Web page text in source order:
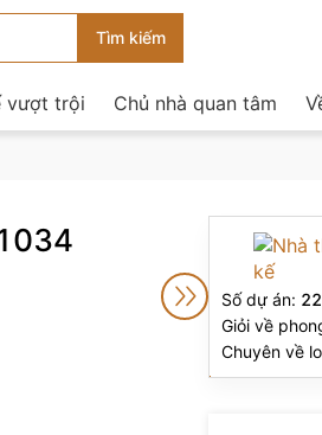
vượt trội Chủ nhà quan tâm
Số dự án: 22
Giỏi về
Chuyên về